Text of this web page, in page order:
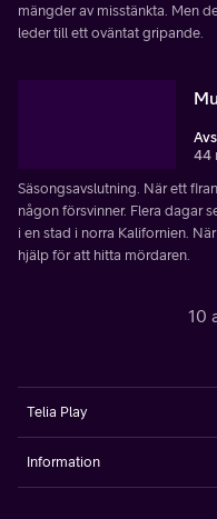
mängder av misstänkta. Men
leder till ett oväntat gripande.
44
Säsongsavslutning. När ett
någon försvinner. Flera dagar
i en stad i norra Kalifornien.
hjälp för att hitta mördaren.
10
Telia Play
Information